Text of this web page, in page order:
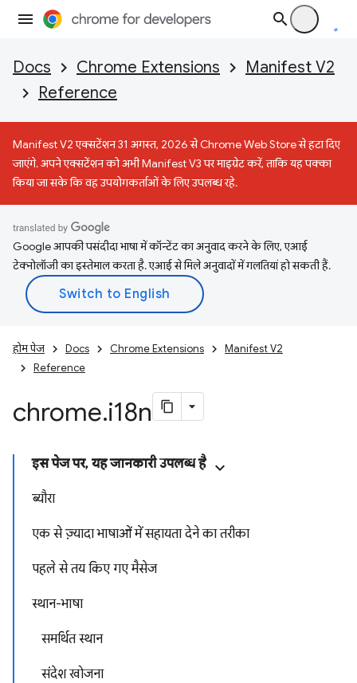
Docs Chrome Extensions
Manifest V2
Reference
Manifest V2 एक्सटेंशन 31 अगस्त, 2026 से Chrome Web Store से हटा दिए
जाएंगे. अपने एक्सटेंशन को अभी Manifest V3 पर माइग्रेट करें, ताकि यह पक्का
किया जा सके कि वह उपयोगकर्ताओं के लिए उपलब्ध रहे.
Google आपकी पसंदीदा भाषा में कॉन्टेंट का अनुवाद करने के लिए, एआई
टेक्नोलॉजी का इस्तेमाल करता है. एआई से मिले अनुवादों में गलतियां हो सकती हैं.
होम पेज Docs Chrome Extensions
Manifest V2
Reference
chrome.i18n
इस पेज पर, यह जानकारी उपलब्ध है
ब्यौरा
एक से ज़्यादा भाषाओं में सहायता देने का तरीका
पहले से तय किए गए मैसेज
स्थान-भाषा
समर्थित स्थान
संदेश खोजना